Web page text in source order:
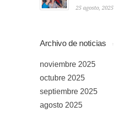
25 agosto, 2025
Archivo de noticias
noviembre 2025
octubre 2025
septiembre 2025
agosto 2025